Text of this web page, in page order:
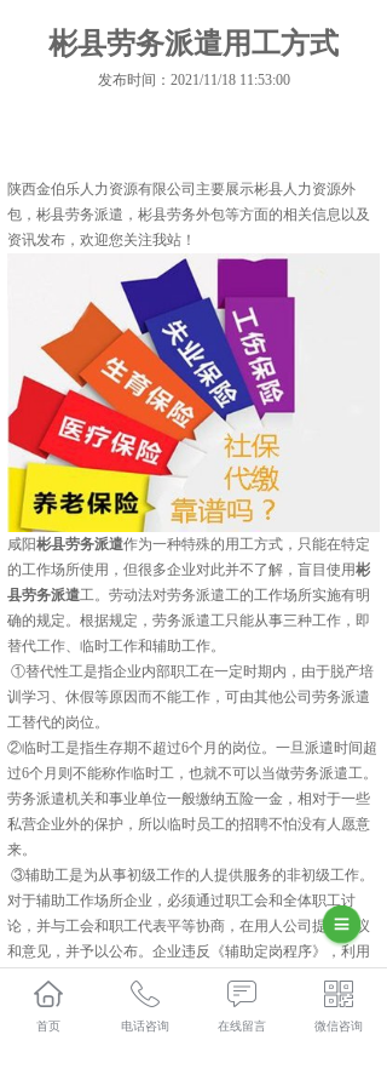
彬县劳务派遣用工方式
发布时间：2021/11/18 11:53:00
陕西金伯乐人力资源有限公司主要展示彬县人力资源外
包 ，彬县劳务派遣，彬县劳务外包等方面的相关信息以及
资讯发布，欢迎您关注我站！
咸阳彬县劳务派遣作为一种特殊的用工方式，只能在特定
的工作场所使用，但很多企业对此并不了解，盲目使用彬
县劳务派遣工。劳动法对劳务派遣工的工作场所实施有明
确的规定。根据规定，劳务派遣工只能从事三种工作，即
替代工作、临时工作和辅助工作。
①替代性工是指企业内部职工在一定时期内，由于脱产培
训学习、休假等原因而不能工作，可由其他公司劳务派遣
工替代的岗位。
②临时工是指生存期不超过6个月的岗位。一旦派遣时间超
过6个月则不能称作临时工，也就不可以当做劳务派遣工。
劳务派遣机关和事业单位一般缴纳五险一金，相对于一些
私营企业外的保护，所以临时员工的招聘不怕没有人愿意
来。
③辅助工是为从事初级工作的人提供服务的非初级工作。
对于辅助工作场所企业，必须通过职工会和全体职工讨
论，并与工会和职工代表平等协商，在用人公司提出建议
和意见，并予以公布。企业违反《辅助定岗程序》，利用
劳务派遣用工的，由劳动保障行政部门责令改正，给予警
告。
以上就是咸阳劳务派遣用工的几种方法。
首页 电话咨询 在线留言 微信咨询